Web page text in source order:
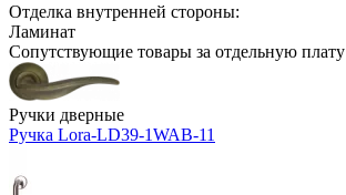
Отделка внутренней стороны:
Ламинат
Сопутствующие товары за отдельную плату
Ручки дверные
Ручка Lora-LD39-1WAB-11